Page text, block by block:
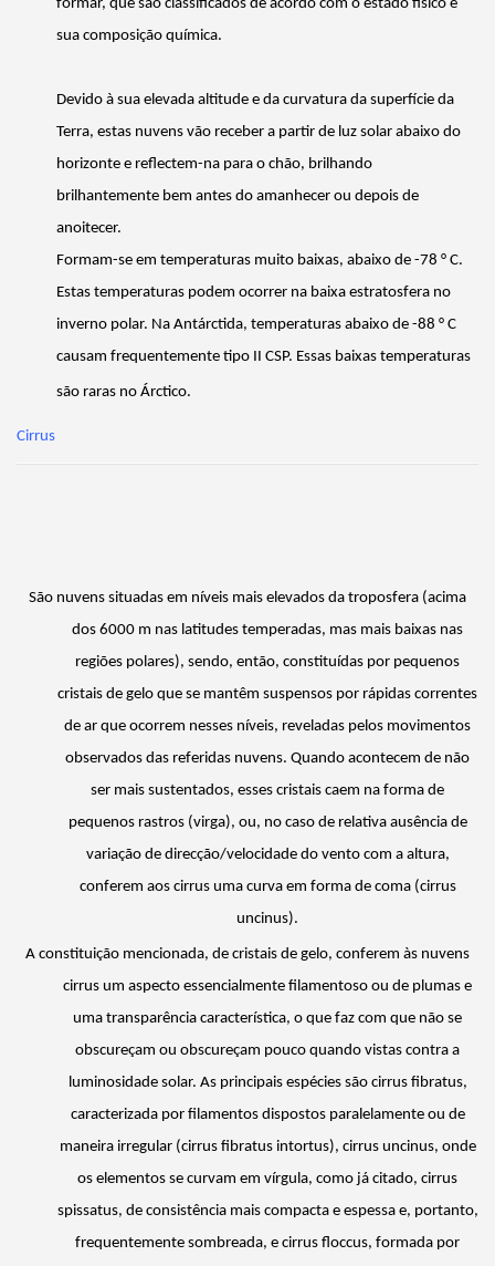
formar,que são classificados de acordo com o estado físico e
sua composição química.
Devidoà sua elevada altitude e da curvatura da superfície da
Terra, estas nuvens vão receber a partir de luz solar abaixo do
horizonte e reflectem-na para o chão, brilhando
brilhantemente bem antes do amanhecer ou depois de
anoitecer.
Formam-se em temperaturas muito baixas, abaixo de -78 ° C.
Estas temperaturas podem ocorrer na baixa estratosfera no
inverno polar. NaAntárctida,temperaturas abaixo de -88 ° C
causamfrequentementetipo II CSP. Essas baixas temperaturas
são raras noÁrctico.
Cirrus
São nuvens situadas em níveis mais elevados da troposfera (acima
dos 6000 m nas latitudes temperadas, mas mais baixas nas
regiões polares), sendo, então, constituídas por pequenos
cristais de gelo que se mantêm suspensos por rápidas correntes
de ar que ocorrem nesses níveis, reveladas pelos movimentos
observados das referidas nuvens. Quando acontecem de não
ser mais sustentados, esses cristais caem na forma de
pequenos rastros (virga), ou, no caso de relativa ausência de
variação de direcção/velocidade do vento com a altura,
conferem aos cirrus uma curva em forma de coma (cirrus
uncinus).
A constituição mencionada, de cristais de gelo, conferem às nuvens
cirrus um aspecto essencialmente filamentoso ou de plumas e
uma transparência característica, o que faz com que não se
obscureçam ou obscureçam pouco quando vistas contra a
luminosidade solar. As principais espécies são cirrus fibratus,
caracterizada por filamentos dispostos paralelamente ou de
maneira irregular (cirrus fibratus intortus), cirrus uncinus, onde
os elementos se curvam em vírgula, como já citado, cirrus
spissatus, de consistência mais compacta e espessa e, portanto,
frequentemente sombreada, e cirrusfloccus, formada por